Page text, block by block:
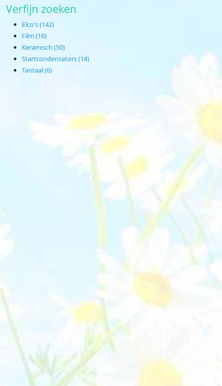
Verfijn zoeken
Elco's (142)
Film (16)
Keramisch (50)
Startcondensators (14)
Tantaal (6)